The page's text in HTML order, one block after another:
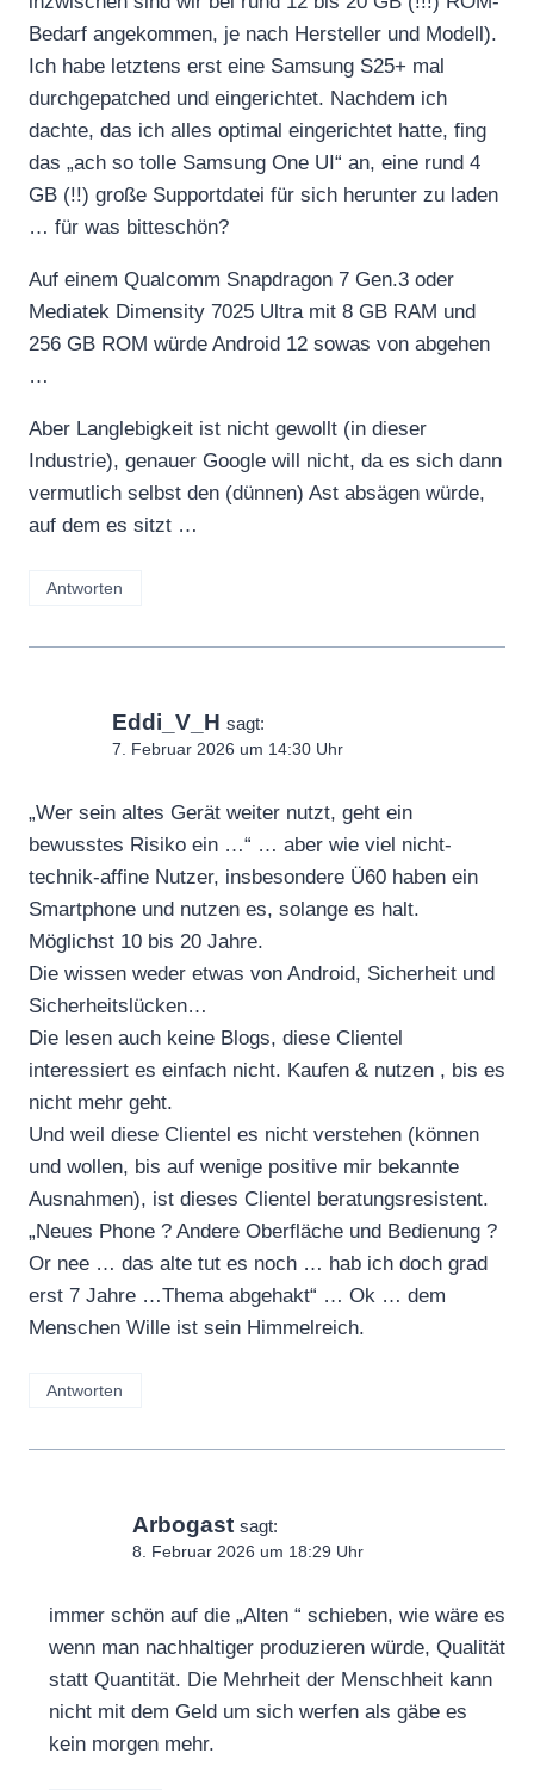
Bedarf angekommen, je nach Hersteller und Modell).
Ich habe letztens erst eine Samsung S25+ mal
durchgepatched und eingerichtet. Nachdem ich
dachte, das ich alles optimal eingerichtet hatte, fing
das „ach so tolle Samsung One UI“ an, eine rund 4
GB (!!) große Supportdatei für sich herunter zu laden
… für was bitteschön?
Auf einem Qualcomm Snapdragon 7 Gen.3 oder
Mediatek Dimensity 7025 Ultra mit 8 GB RAM und
256 GB ROM würde Android 12 sowas von abgehen
…
Aber Langlebigkeit ist nicht gewollt (in dieser
Industrie), genauer Google will nicht, da es sich dann
vermutlich selbst den (dünnen) Ast absägen würde,
auf dem es sitzt …
Antworten
Eddi_V_H sagt:
7. Februar 2026 um 14:30 Uhr
„Wer sein altes Gerät weiter nutzt, geht ein
bewusstes Risiko ein …“ … aber wie viel nicht-
technik-affine Nutzer, insbesondere Ü60 haben ein
Smartphone und nutzen es, solange es halt.
Möglichst 10 bis 20 Jahre.
Die wissen weder etwas von Android, Sicherheit und
Sicherheitslücken…
Die lesen auch keine Blogs, diese Clientel
interessiert es einfach nicht. Kaufen & nutzen , bis es
nicht mehr geht.
Und weil diese Clientel es nicht verstehen (können
und wollen, bis auf wenige positive mir bekannte
Ausnahmen), ist dieses Clientel beratungsresistent.
„Neues Phone ? Andere Oberfläche und Bedienung ?
Or nee … das alte tut es noch … hab ich doch grad
erst 7 Jahre …Thema abgehakt“ … Ok … dem
Menschen Wille ist sein Himmelreich.
Antworten
Arbogast sagt:
8. Februar 2026 um 18:29 Uhr
immer schön auf die „Alten “ schieben, wie wäre es
wenn man nachhaltiger produzieren würde, Qualität
statt Quantität. Die Mehrheit der Menschheit kann
nicht mit dem Geld um sich werfen als gäbe es
kein morgen mehr.